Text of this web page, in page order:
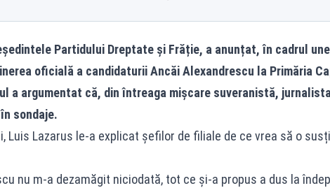
Partidului Dreptate și Frăție, a anunțat, în cadrul
oficială a candidaturii Ancăi Alexandrescu la Primăria
a argumentat că, din întreaga mișcare suveranistă,
sondaje.
Luis Lazarus le-a explicat șefilor de filiale de ce vrea să o
nu m-a dezamăgit niciodată, tot ce și-a propus a dus la